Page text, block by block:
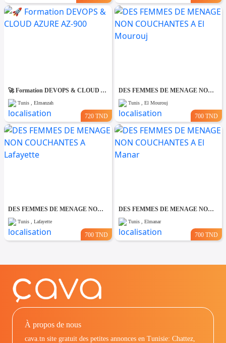
🚀 Formation DEVOPS & CLOUD AZURE AZ-900
Tunis , Elmanzah
720 TND
DES FEMMES DE MENAGE NON COUCHANTES A El Mourouj
Tunis , El Mourouj
700 TND
DES FEMMES DE MENAGE NON COUCHANTES A Lafayette
Tunis , Lafayette
700 TND
DES FEMMES DE MENAGE NON COUCHANTES A El Manar
Tunis , Elmanar
700 TND
À propos de nous
cava.tn site gratuit des petites annonces en Tunisie: Chattez,